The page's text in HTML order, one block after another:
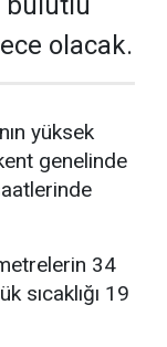
olacak.
yüksek
genelinde
34
sıcaklığı 19